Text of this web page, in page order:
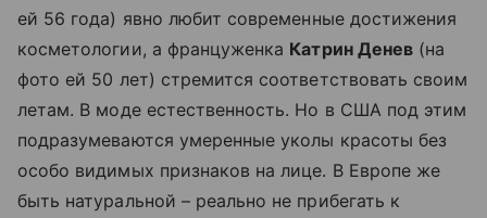
ей 56 года) явно любит современные достижения
косметологии, а француженка Катрин Денев(на
фото ей 50 лет) стремится соответствовать своим
летам. В моде естественность. Но в США под этим
подразумеваются умеренные уколы красоты без
особо видимых признаков на лице. В Европе же
быть натуральной – реально не прибегать к